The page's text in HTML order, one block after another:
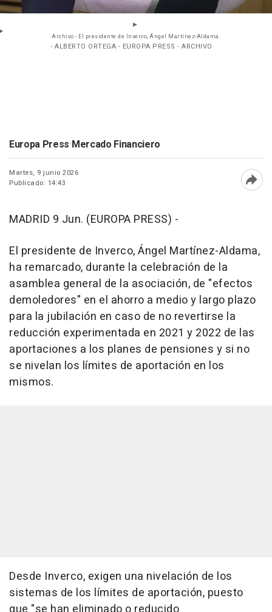
Archivo - El presidente de Inverco, Ángel Martínez-Aldama.
- ALBERTO ORTEGA - EUROPA PRESS - ARCHIVO
Europa Press Mercado Financiero
Martes, 9 junio 2026
Publicado: 14:43
MADRID 9 Jun. (EUROPA PRESS) -
El presidente de Inverco, Ángel Martínez-Aldama,
ha remarcado, durante la celebración de la
asamblea general de la asociación, de "efectos
demoledores" en el ahorro a medio y largo plazo
para la jubilación en caso de no revertirse la
reducción experimentada en 2021 y 2022 de las
aportaciones a los planes de pensiones y si no
se nivelan los límites de aportación en los
mismos.
Desde Inverco, exigen una nivelación de los
sistemas de los límites de aportación, puesto